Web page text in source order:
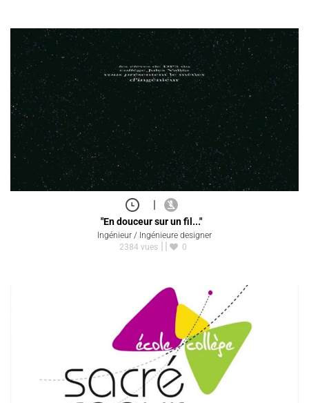
|
"En douceur sur un fil..."
Ingénieur / Ingénieure designer
2384 vues
0